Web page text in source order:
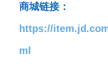
商城链接：
https://
ml